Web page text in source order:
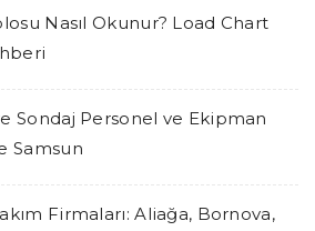
Nasıl Okunur? Load Chart
Sondaj Personel ve Ekipman
Samsun
Firmaları: Aliağa, Bornova,